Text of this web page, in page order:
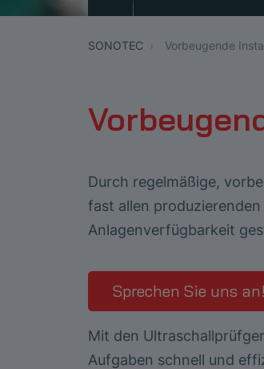
SONOTEC Vorbeugende
Durch regelmäßige,
fast allen
Anlagenverfügbarkeit
Sprechen Sie uns an!
Mit den
Aufgaben schnell und